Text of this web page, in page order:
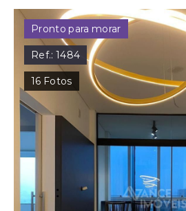
Pronto para morar
Ref.:1484
16 Fotos